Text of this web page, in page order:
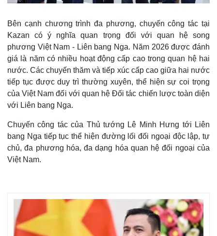
Bên cạnh chương trình đa phương, chuyến công tác tại
Kazan có ý nghĩa quan trọng đối với quan hệ song
phương Việt Nam - Liên bang Nga. Năm 2026 được đánh
giá là năm có nhiều hoạt động cấp cao trong quan hệ hai
nước. Các chuyến thăm và tiếp xúc cấp cao giữa hai nước
tiếp tục được duy trì thường xuyên, thể hiện sự coi trọng
của Việt Nam đối với quan hệ Đối tác chiến lược toàn diện
với Liên bang Nga.
Chuyến công tác của Thủ tướng Lê Minh Hưng tới Liên
bang Nga tiếp tục thể hiện đường lối đối ngoại độc lập, tự
chủ, đa phương hóa, đa dạng hóa quan hệ đối ngoại của
Việt Nam.